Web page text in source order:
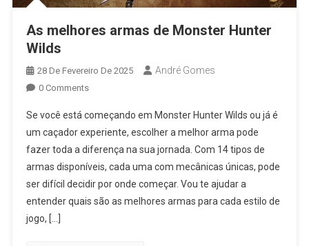
As melhores armas de Monster Hunter
Wilds
28 De Fevereiro De 2025 André Gomes
0 Comments
Se você está começando em Monster Hunter Wilds ou já é
um caçador experiente, escolher a melhor arma pode
fazer toda a diferença na sua jornada. Com 14 tipos de
armas disponíveis, cada uma com mecânicas únicas, pode
ser difícil decidir por onde começar. Vou te ajudar a
entender quais são as melhores armas para cada estilo de
jogo, […]